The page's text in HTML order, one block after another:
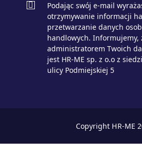
dla biznesu
Podając swój e-mail
otrzymywanie informacji
przetwarzanie danych
handlowych. Informujemy,
administratorem Twoich
jest HR-ME sp. z o.o z
ulicy Podmiejskiej 5
Copyright HR-ME